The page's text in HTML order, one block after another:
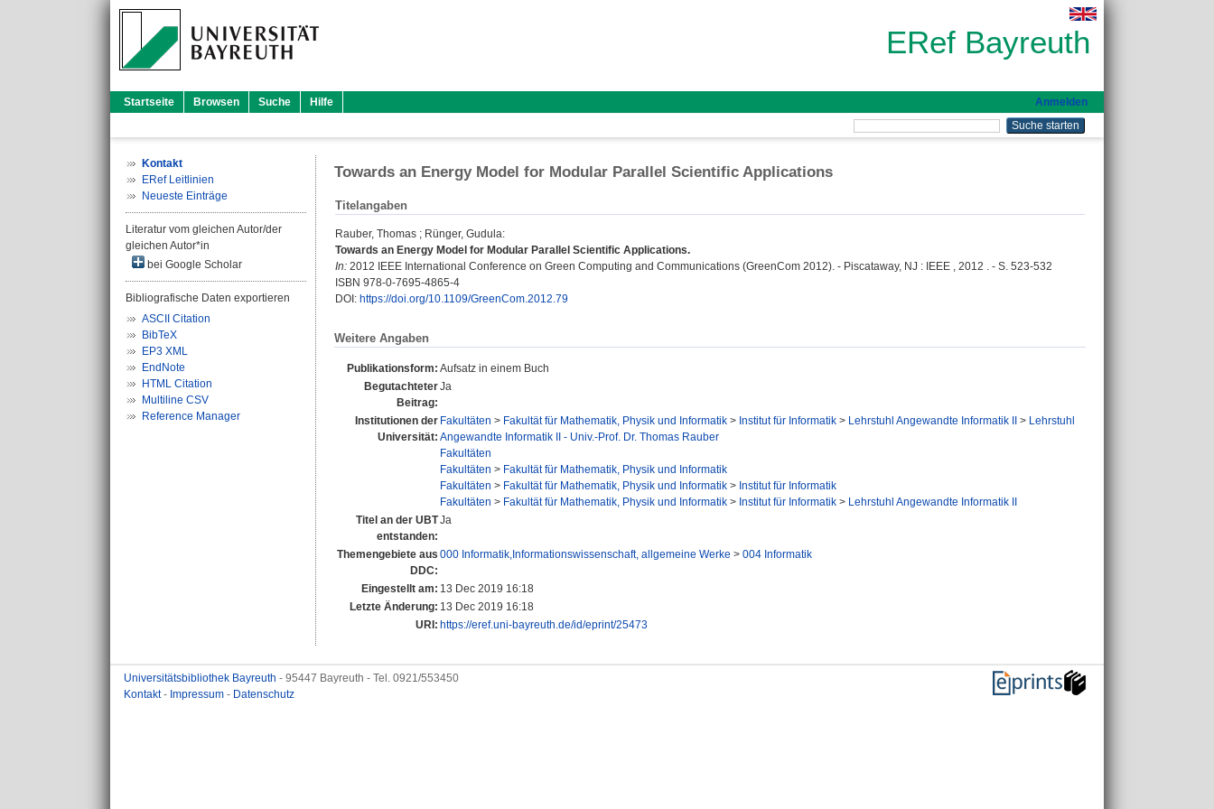
ERef Bayreuth
Startseite Browsen Suche Hilfe Anmelden
Kontakt
ERef Leitlinien
Neueste Einträge
Literatur vom gleichen Autor/der
gleichen Autor*in
bei Google Scholar
Bibliografische Daten exportieren
ASCII Citation
BibTeX
EP3 XML
EndNote
HTML Citation
Multiline CSV
Reference Manager
Towards an Energy Model for Modular Parallel Scientific Applications
Titelangaben
Rauber, Thomas ; Rünger, Gudula:
Towards an Energy Model for Modular Parallel Scientific Applications.
In: 2012 IEEE International Conference on Green Computing and Communications (GreenCom 2012). - Piscataway, NJ : IEEE , 2012 . - S. 523-532
ISBN 978-0-7695-4865-4
DOI: https://doi.org/10.1109/GreenCom.2012.79
Weitere Angaben
Publikationsform: Aufsatz in einem Buch
Begutachteter
Beitrag:
Ja
Institutionen der
Universität:
Fakultäten > Fakultät für Mathematik, Physik und Informatik > Institut für Informatik > Lehrstuhl Angewandte Informatik II > Lehrstuhl
Angewandte Informatik II - Univ.-Prof. Dr. Thomas Rauber
Fakultäten
Fakultäten > Fakultät für Mathematik, Physik und Informatik
Fakultäten > Fakultät für Mathematik, Physik und Informatik > Institut für Informatik
Fakultäten > Fakultät für Mathematik, Physik und Informatik > Institut für Informatik > Lehrstuhl Angewandte Informatik II
Titel an der UBT
entstanden:
Ja
Themengebiete aus
DDC:
000 Informatik,Informationswissenschaft, allgemeine Werke > 004 Informatik
Eingestellt am: 13 Dec 2019 16:18
Letzte Änderung: 13 Dec 2019 16:18
URI: https://eref.uni-bayreuth.de/id/eprint/25473
Universitätsbibliothek Bayreuth - 95447 Bayreuth - Tel. 0921/553450
Kontakt- Impressum - Datenschutz